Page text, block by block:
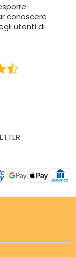
conoscere
utenti di